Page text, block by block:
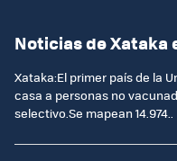
Noticias de Xataka
Xataka:El primer país de la
casa a personas no
selectivo.Se mapean 14.974..